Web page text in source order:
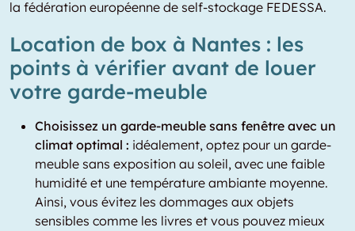
la fédération européenne de self-stockage FEDESSA.
Location de box à Nantes : les
points à vérifier avant de louer
votre garde-meuble
Choisissez un garde-meuble sans fenêtre avec un
climat optimal : idéalement, optez pour un garde-
meuble sans exposition au soleil, avec une faible
humidité et une température ambiante moyenne.
Ainsi, vous évitez les dommages aux objets
sensibles comme les livres et vous pouvez mieux